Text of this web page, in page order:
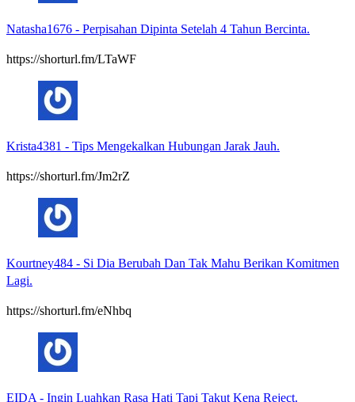
Natasha1676 - Perpisahan Dipinta Setelah 4 Tahun Bercinta.
https://shorturl.fm/LTaWF
Krista4381 - Tips Mengekalkan Hubungan Jarak Jauh.
https://shorturl.fm/Jm2rZ
Kourtney484 - Si Dia Berubah Dan Tak Mahu Berikan Komitmen
Lagi.
https://shorturl.fm/eNhbq
EIDA - Ingin Luahkan Rasa Hati Tapi Takut Kena Reject.